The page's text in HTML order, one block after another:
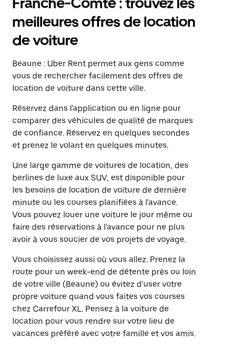
meilleures offres de location
de voiture
Beaune : Uber Rent permet aux gens comme
vous de rechercher facilement des offres de
location de voiture dans cette ville.
Réservez dans l'application ou en ligne pour
comparer des véhicules de qualité de marques
de confiance. Réservez en quelques secondes
et prenez le volant en quelques minutes.
Une large gamme de voitures de location, des
berlines de luxe aux SUV, est disponible pour
les besoins de location de voiture de dernière
minute ou les courses planifiées à l'avance.
Vous pouvez louer une voiture le jour même ou
faire des réservations à l'avance pour ne plus
avoir à vous soucier de vos projets de voyage.
Vous choisissez aussi où vous allez. Prenez la
route pour un week-end de détente près ou loin
de votre ville (Beaune) ou évitez d'user votre
propre voiture quand vous faites vos courses
chez Carrefour XL. Pensez à la voiture de
location pour vous rendre sur votre lieu de
vacances préféré avec votre famille et vos amis.